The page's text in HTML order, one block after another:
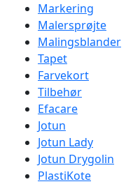
Markering
Malersprøjte
Malingsblander
Tapet
Farvekort
Tilbehør
Efacare
Jotun
Jotun Lady
Jotun Drygolin
PlastiKote